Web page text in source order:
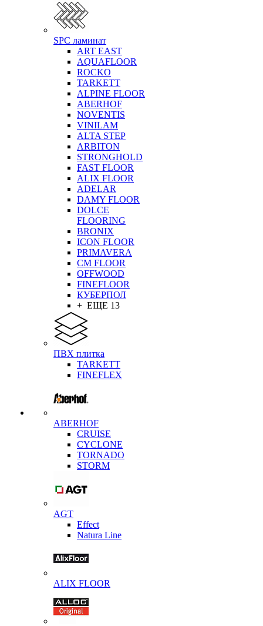
SPC ламинат
ART EAST
AQUAFLOOR
ROCKO
TARKETT
ALPINE FLOOR
ABERHOF
NOVENTIS
VINILAM
ALTA STEP
ARBITON
STRONGHOLD
FAST FLOOR
ALIX FLOOR
ADELAR
DAMY FLOOR
DOLCE
FLOORING
BRONIX
ICON FLOOR
PRIMAVERA
CM FLOOR
OFFWOOD
FINEFLOOR
КУБЕРПОЛ
+ ЕЩЕ 13
ПВХ плитка
TARKETT
FINEFLEX
ABERHOF
CRUISE
CYCLONE
TORNADO
STORM
AGT
Effect
Natura Line
ALIX FLOOR